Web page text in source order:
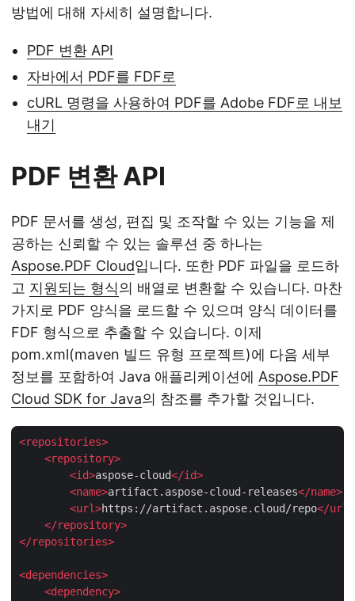
방법에 대해 자세히 설명합니다.
PDF 변환 API
자바에서 PDF를 FDF로
cURL 명령을 사용하여 PDF를 Adobe FDF로 내보
내기
PDF 변환 API
PDF 문서를 생성, 편집 및 조작할 수 있는 기능을 제
공하는 신뢰할 수 있는 솔루션 중 하나는
Aspose.PDF Cloud입니다. 또한 PDF 파일을 로드하
고 지원되는 형식의 배열로 변환할 수 있습니다. 마찬
가지로 PDF 양식을 로드할 수 있으며 양식 데이터를
FDF 형식으로 추출할 수 있습니다. 이제
pom.xml(maven 빌드 유형 프로젝트)에 다음 세부
정보를 포함하여 Java 애플리케이션에 Aspose.PDF
Cloud SDK for Java의 참조를 추가할 것입니다.
<repositories>
<repository>
<id>aspose-cloud</id>
<name>artifact.aspose-cloud-releases</name>
<url>https://artifact.aspose.cloud/repo</url
</repository>
</repositories>
<dependencies>
<dependency>